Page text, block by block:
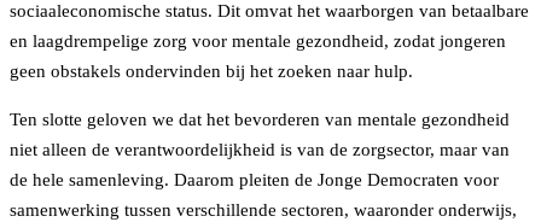
sociaaleconomische status. Dit omvat het waarborgen van betaalbare
en laagdrempelige zorg voor mentale gezondheid, zodat jongeren
geen obstakels ondervinden bij het zoeken naar hulp.
Ten slotte geloven we dat het bevorderen van mentale gezondheid
niet alleen de verantwoordelijkheid is van de zorgsector, maar van
de hele samenleving. Daarom pleiten de Jonge Democraten voor
samenwerking tussen verschillende sectoren, waaronder onderwijs,